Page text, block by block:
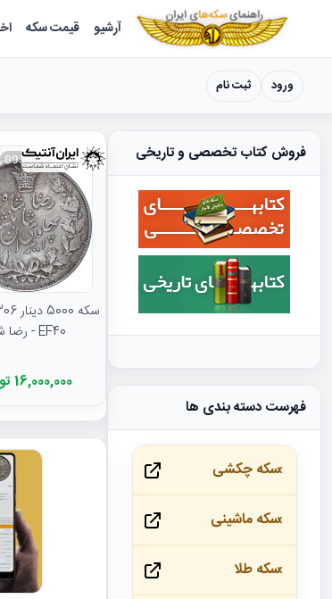
سکه ها ؛ راهنمای سکه شناسی
آرشیو قیمت سکه
ورود ثبت نام
093834
EF40 - رضا شاه
16,000,000 تومان
فروش کتاب تخصصی و تاریخی
فهرست دسته بندی ها
سکه چکشی
سکه ماشینی
سکه طلا